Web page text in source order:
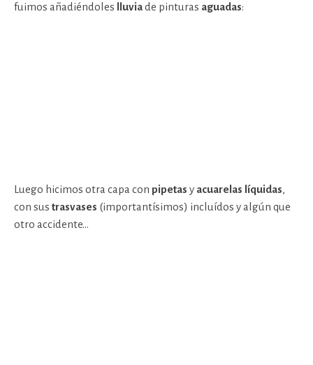
fuimos añadiéndoles lluviade pinturas aguadas:
Luego hicimos otra capa con pipetas y acuarelas líquidas,
con sus trasvases (importantísimos) incluídos y algún que
otro accidente…